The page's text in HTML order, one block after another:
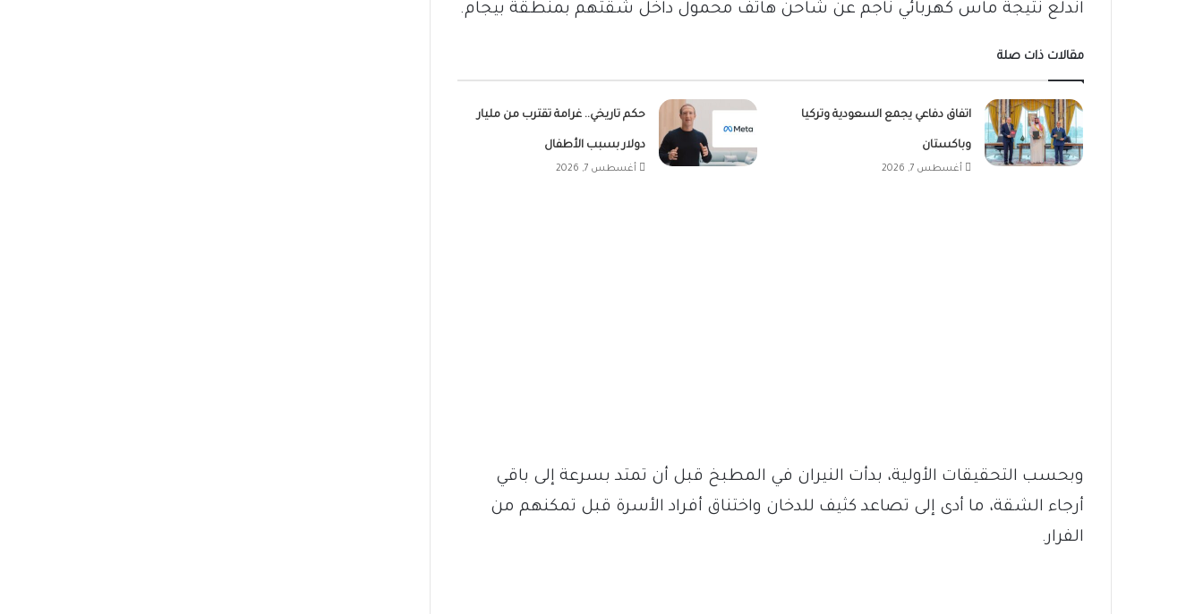
اندلع نتيجة ماس كهربائي ناجم عن شاحن هاتف محمول داخل شقتهم بمنطقة بيجام.
مقالات ذات صلة
اتفاق دفاعي يجمع السعودية وتركيا
وباكستان
أغسطس 7, 2026
حكم تاريخي.. غرامة تقترب من مليار
دولار بسبب الأطفال
أغسطس 7, 2026
وبحسب التحقيقات الأولية، بدأت النيران في المطبخ قبل أن تمتد بسرعة إلى باقي
أرجاء الشقة، ما أدى إلى تصاعد كثيف للدخان واختناق أفراد الأسرة قبل تمكنهم من
الفرار.